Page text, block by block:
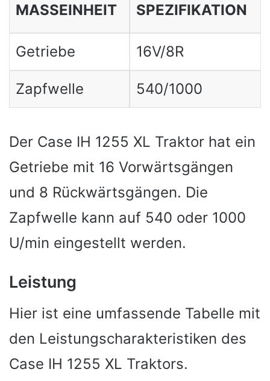
MASSEINHEIT SPEZIFIKATION
Getriebe 16V/8R
Zapfwelle 540/1000
Der Case IH 1255 XL Traktor hat ein
Getriebe mit 16 Vorwärtsgängen
und 8 Rückwärtsgängen. Die
Zapfwelle kann auf 540 oder 1000
U/min eingestellt werden.
Leistung
Hier ist eine umfassende Tabelle mit
den Leistungscharakteristiken des
Case IH 1255 XL Traktors.